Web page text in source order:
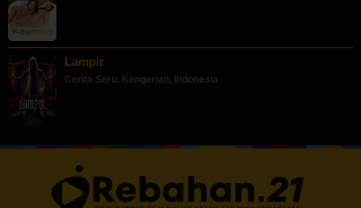
Lampir
Cerita Seru, Kengerian, Indonesia